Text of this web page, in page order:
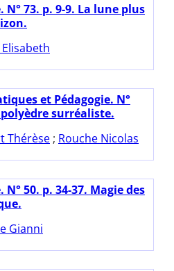
N° 73. p. 9-9. La lune plus
et Pédagogie. N°
polyèdre surréaliste.
Thérèse ; Rouche Nicolas
N° 50. p. 34-37. Magie des
Gianni